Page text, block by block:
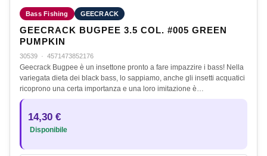
Bass Fishing GEECRACK
GEECRACK BUGPEE 3.5 COL. #005 GREEN
PUMPKIN
30539 · 4571473852176
Geecrack Bugpee è un insettone pronto a fare impazzire i bass! Nella
variegata dieta dei black bass, lo sappiamo, anche gli insetti acquatici
ricoprono una certa importanza e una loro imitazione è…
14,30 €
Disponibile